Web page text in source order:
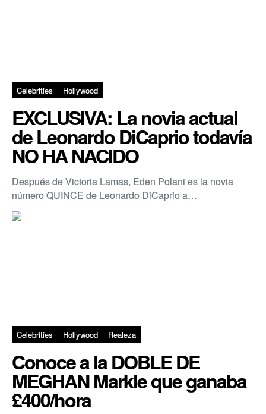
Celebrities Hollywood
EXCLUSIVA: La novia actual
de Leonardo DiCaprio todavía
NO HA NACIDO
Después de Victoria Lamas, Eden Polani es la novia
número QUINCE de Leonardo DiCaprio a…
Celebrities Hollywood Realeza
Conoce a la DOBLE DE
MEGHAN Markle que ganaba
£400/hora